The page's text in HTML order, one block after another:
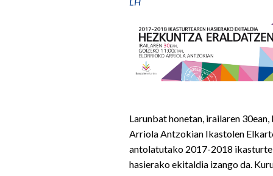
Larunbat honetan, irailaren
Arriola Antzokian Ikastolen
antolatutako 2017-2018
hasierako ekitaldia izango da.